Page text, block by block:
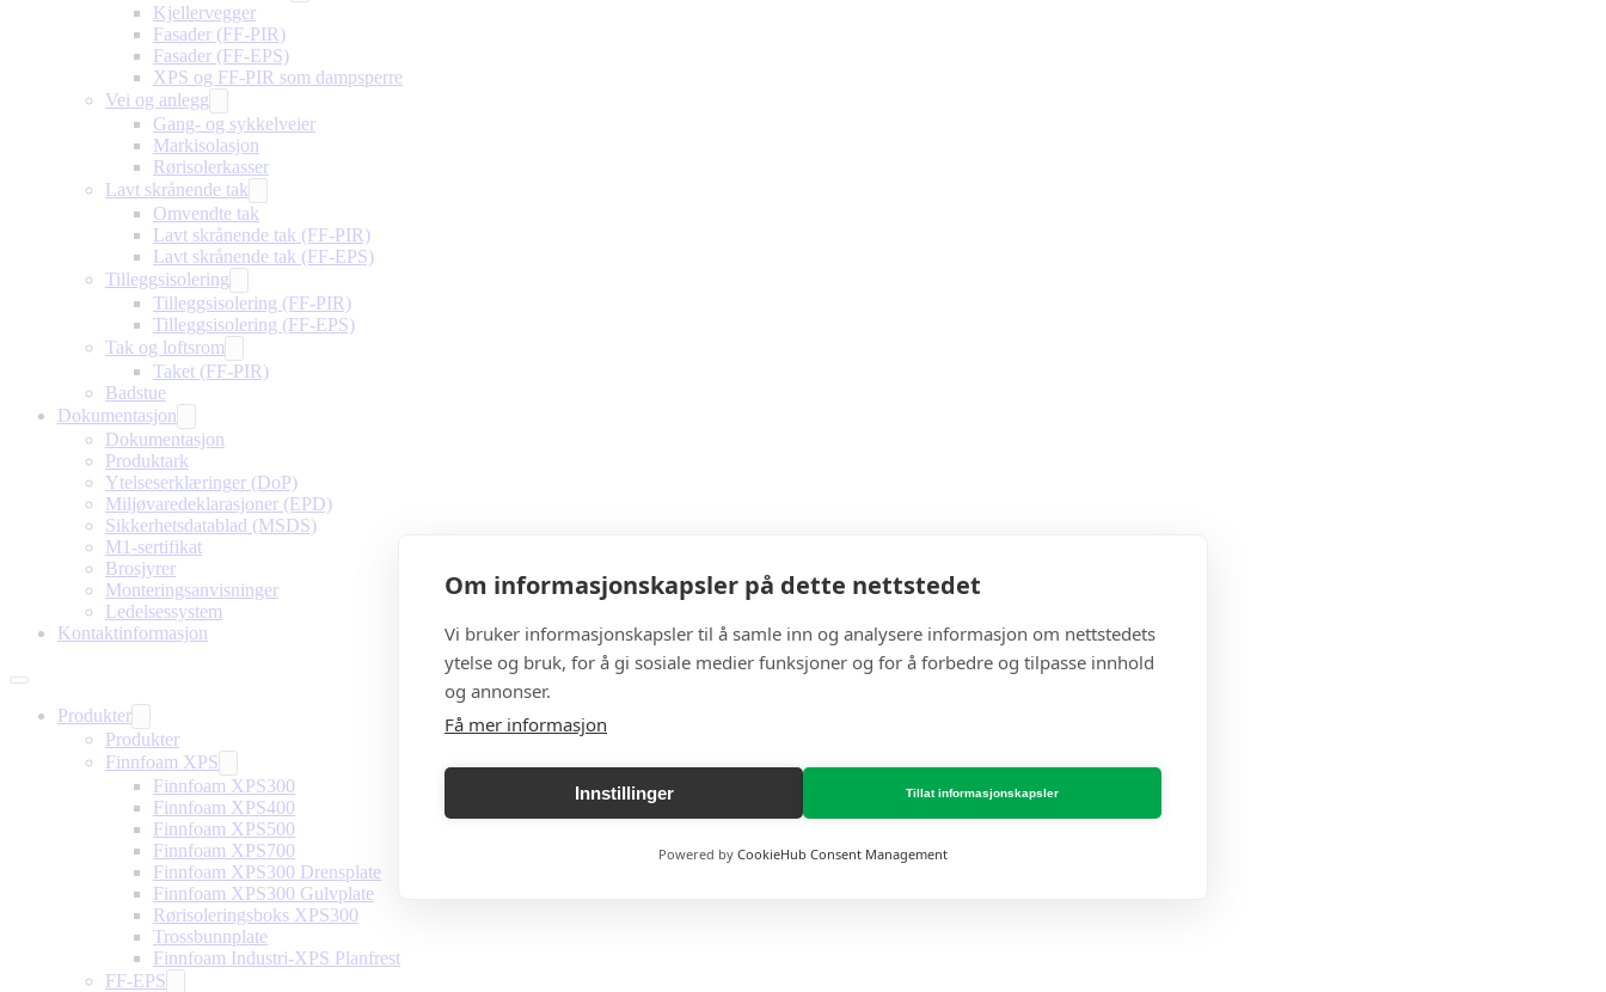
Om informasjonskapsler på dette nettstedet
Vi bruker informasjonskapsler til å samle inn og analysere informasjon om nettstedets
ytelse og bruk, for å gi sosiale medier funksjoner og for å forbedre og tilpasse innhold
og annonser.
Få mer informasjon
Innstillinger Tillat informasjonskapsler
Powered by CookieHub Consent Management
Kjellervegger
Fasader (FF-PIR)
Fasader (FF-EPS)
XPS og FF-PIR som dampsperre
Vei og anlegg
Gang- og sykkelveier
Markisolasjon
Rørisolerkasser
Lavt skrånende tak
Omvendte tak
Lavt skrånende tak (FF-PIR)
Lavt skrånende tak (FF-EPS)
Tilleggsisolering
Tilleggsisolering (FF-PIR)
Tilleggsisolering (FF-EPS)
Tak og loftsrom
Taket (FF-PIR)
Badstue
Dokumentasjon
Dokumentasjon
Produktark
Ytelseserklæringer (DoP)
Miljøvaredeklarasjoner (EPD)
Sikkerhetsdatablad (MSDS)
M1-sertifikat
Brosjyrer
Monteringsanvisninger
Ledelsessystem
Kontaktinformasjon
Produkter
Produkter
Finnfoam XPS
Finnfoam XPS300
Finnfoam XPS400
Finnfoam XPS500
Finnfoam XPS700
Finnfoam XPS300 Drensplate
Finnfoam XPS300 Gulvplate
Rørisoleringsboks XPS300
Trossbunnplate
Finnfoam Industri-XPS Planfrest
FF-EPS